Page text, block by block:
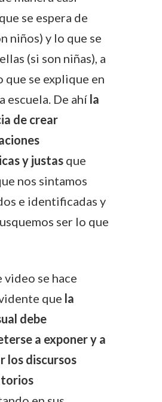
se espera de
niños) y lo que se
(si son niñas), a
que se explique en
escuela. De ahí la
de crear
y justas que
nos sintamos
e identificadas y
ser lo que
video se hace
que la
debe
a exponer y a
los discursos